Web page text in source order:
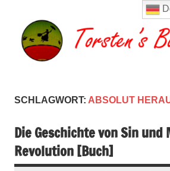
springen
SCHLAGWORT: ABSOLUT
Die Geschichte von Sin und
Revolution [Buch]